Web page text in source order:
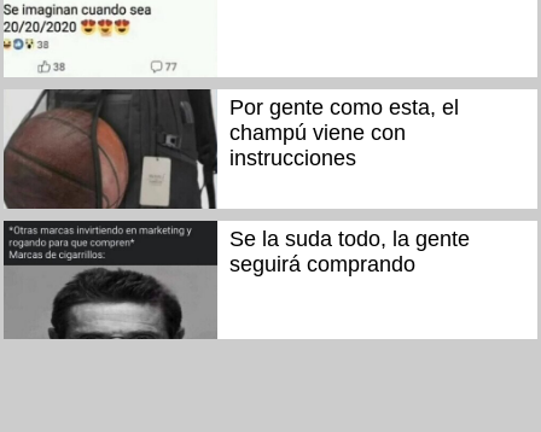
Por gente como esta, el
champú viene con
instrucciones
Se la suda todo, la gente
seguirá comprando